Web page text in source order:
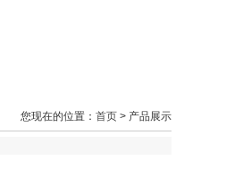
您现在的位置： 首页 > 产品展示